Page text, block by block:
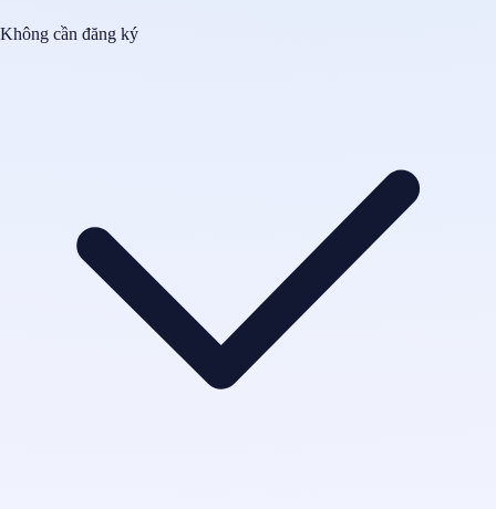
Không cần đăng ký